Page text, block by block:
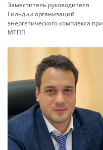
Заместитель руководителя
Гильдии организаций
энергетического комплекса при
МТПП